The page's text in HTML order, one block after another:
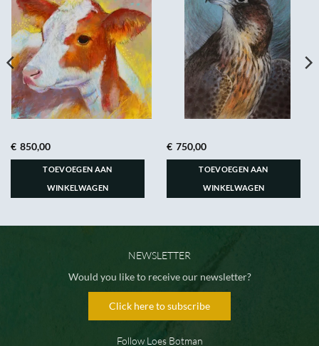
€ 850,00
TOEVOEGEN AAN
WINKELWAGEN
€ 750,00
TOEVOEGEN AAN
WINKELWAGEN
NEWSLETTER
Would you like to receive our newsletter?
Click here to subscribe
Follow Loes Botman